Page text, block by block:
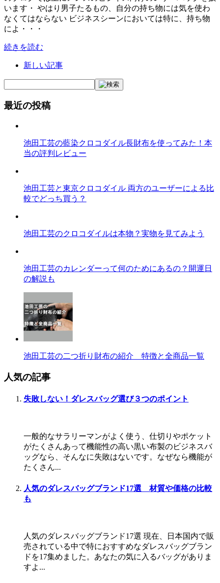
います・ やはり男子たるもの、自分の持ち物には気を使わ
なくてはならない ビジネスシーンにおいては特に、持ち物
によ・・・
続きを読む
新しい記事
最近の投稿
池田工芸の藍染クロコダイル長財布を使ってみた！本
当の評判レビュー
池田工芸と東京クロコダイル 両方のユーザーによる比
較でどっち買う？
池田工芸のクロコダイルは本物？実物を見てみよう
池田工芸のカレンダーって何のためにあるの？開運日
の解説も
池田工芸の二つ折り財布の紹介 特徴と全商品一覧
人気の記事
失敗しない！ダレスバッグ選び３つのポイント
一般的なサラリーマンがよく使う、仕切りやポケット
がたくさんあって機能性の高い黒い布製のビジネスバ
ッグなら、そんなに失敗はないです。なぜなら機能が
たくさん...
人気のダレスバッグブランド17選 材質や価格の比較
も
人気のダレスバッグブランド17選 現在、日本国内で販
売されている中で特におすすめなダレスバッグブラン
ドを17集めました。あなたの気に入るバッグがありま
すよ...